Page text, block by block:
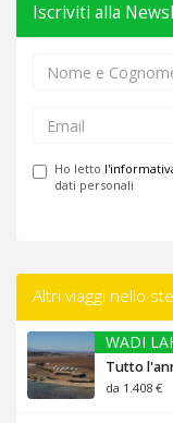
Iscriviti alla
Ho letto
dati personali
Altri viaggi nello
WADI
Tutto
da 1.408 €